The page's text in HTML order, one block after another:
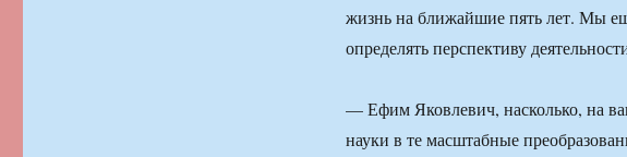
жизнь на ближайшие пять лет. Мы
определять перспективу
— Ефим Яковлевич, насколько, на
науки в те масштабные